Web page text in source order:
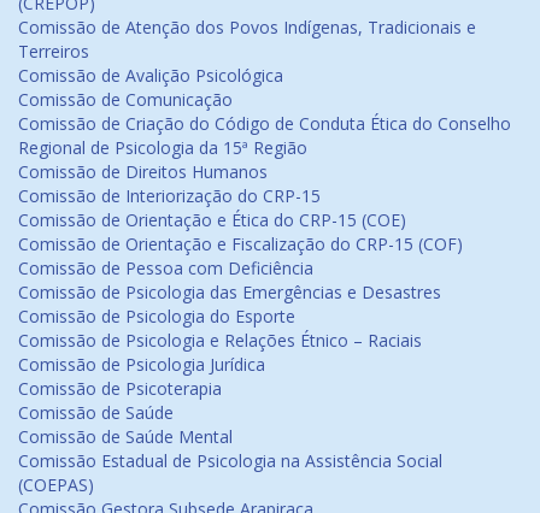
Comissão de Atenção dos Povos Indígenas, Tradicionais e
Terreiros
Comissão de Avalição Psicológica
Comissão de Comunicação
Comissão de Criação do Código de Conduta Ética do Conselho
Regional de Psicologia da 15ª Região
Comissão de Direitos Humanos
Comissão de Interiorização do CRP-15
Comissão de Orientação e Ética do CRP-15 (COE)
Comissão de Orientação e Fiscalização do CRP-15 (COF)
Comissão de Pessoa com Deficiência
Comissão de Psicologia das Emergências e Desastres
Comissão de Psicologia do Esporte
Comissão de Psicologia e Relações Étnico – Raciais
Comissão de Psicologia Jurídica
Comissão de Psicoterapia
Comissão de Saúde
Comissão de Saúde Mental
Comissão Estadual de Psicologia na Assistência Social
(COEPAS)